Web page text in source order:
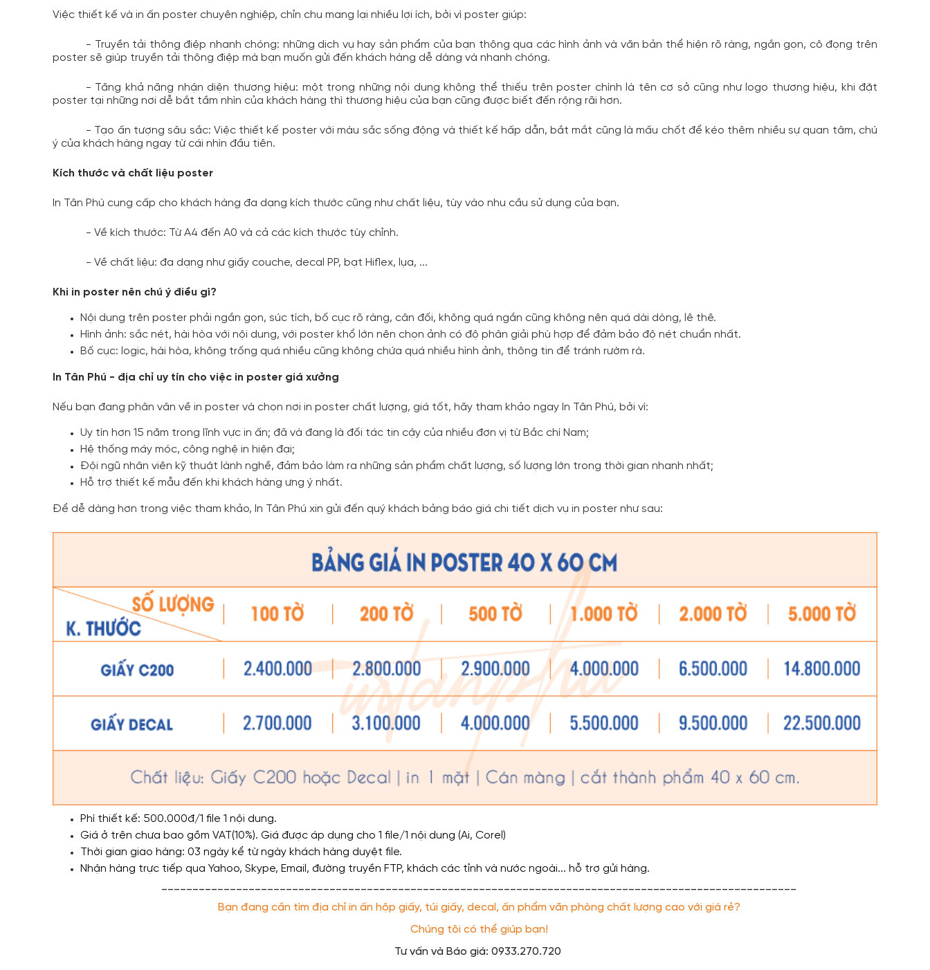
Việc thiết kế và in ấn poster chuyên nghiệp, chỉn chu mang lại nhiều lợi ích, bởi vì poster giúp:
- Truyền tải thông điệp nhanh chóng: những dịch vụ hay sản phẩm của bạn thông qua các hình ảnh và văn bản thể hiện rõ ràng, ngắn gọn, cô đọng trên
poster sẽ giúp truyền tải thông điệp mà bạn muốn gửi đến khách hàng dễ dàng và nhanh chóng.
- Tăng khả năng nhận diện thương hiệu: một trong những nội dung không thể thiếu trên poster chính là tên cơ sở cũng như logo thương hiệu, khi đặt
poster tại những nơi dễ bắt tầm nhìn của khách hàng thì thương hiệu của bạn cũng được biết đến rộng rãi hơn.
- Tạo ấn tượng sâu sắc: Việc thiết kế poster với màu sắc sống động và thiết kế hấp dẫn, bắt mắt cũng là mấu chốt để kéo thêm nhiều sự quan tâm, chú
ý của khách hàng ngay từ cái nhìn đầu tiên.
Kích thước và chất liệu poster
In Tân Phú cung cấp cho khách hàng đa dạng kích thước cũng như chất liệu, tùy vào nhu cầu sử dụng của bạn.
- Về kích thước: Từ A4 đến A0 và cả các kích thước tùy chỉnh.
- Về chất liệu: đa dạng như giấy couche, decal PP, bạt Hiflex, lụa, ...
Khi in poster nên chú ý điều gì?
Nội dung trên poster phải ngắn gọn, súc tích, bố cục rõ ràng, cân đối, không quá ngắn cũng không nên quá dài dòng, lê thê.
Hình ảnh: sắc nét, hài hòa với nội dung, với poster khổ lớn nên chọn ảnh có độ phân giải phù hợp để đảm bảo độ nét chuẩn nhất.
Bố cục: logic, hài hòa, không trống quá nhiều cũng không chứa quá nhiều hình ảnh, thông tin để tránh rườm rà.
In Tân Phú - địa chỉ uy tín cho việc in poster giá xưởng
Nếu bạn đang phân vân về in poster và chọn nơi in poster chất lượng, giá tốt, hãy tham khảo ngay In Tân Phú, bởi vì:
Uy tín hơn 15 năm trong lĩnh vực in ấn; đã và đang là đối tác tin cậy của nhiều đơn vị từ Bắc chí Nam;
Hệ thống máy móc, công nghệ in hiện đại;
Đội ngũ nhân viên kỹ thuật lành nghề, đảm bảo làm ra những sản phẩm chất lượng, số lượng lớn trong thời gian nhanh nhất;
Hỗ trợ thiết kế mẫu đến khi khách hàng ưng ý nhất.
Để dễ dàng hơn trong việc tham khảo, In Tân Phú xin gửi đến quý khách bảng báo giá chi tiết dịch vụ in poster như sau:
Phí thiết kế: 500.000đ/1 file 1 nội dung.
Giá ở trên chưa bao gồm VAT(10%). Giá được áp dụng cho 1 file/1 nội dung (Ai, Corel)
Thời gian giao hàng: 03 ngày kể từ ngày khách hàng duyệt file.
Nhận hàng trực tiếp qua Yahoo, Skype, Email, đường truyền FTP, khách các tỉnh và nước ngoài... hỗ trợ gửi hàng.
Bạn đang cần tìm địa chỉ in ấn hộp giấy, túi giấy, decal, ấn phẩm văn phòng chất lượng cao với giá rẻ?
Chúng tôi có thể giúp bạn!
Tư vấn và Báo giá: 0933.270.720